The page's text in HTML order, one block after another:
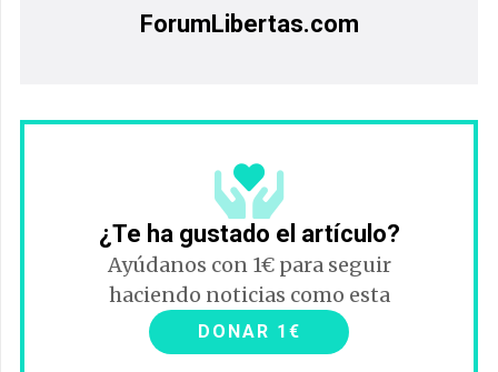
ForumLibertas.com
¿Te ha gustado el artículo?
Ayúdanos con 1€ para seguir
haciendo noticias como esta
DONAR 1€